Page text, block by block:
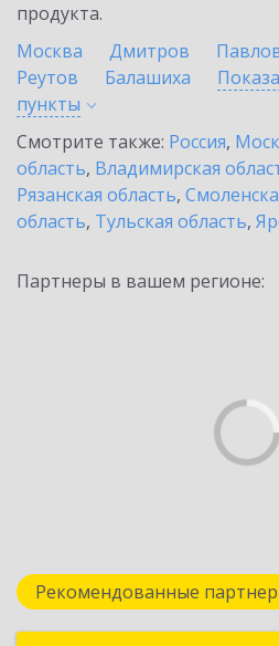
продукта.
Москва
Дмитров
Реутов
Балашиха
пункты
Смотрите также: Россия,
область, Владимирская
Рязанская область,
область, Тульская область,
Партнеры в вашем регионе:
Рекомендованные